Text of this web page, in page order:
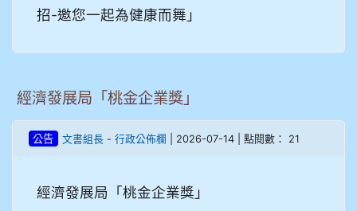
招-邀您一起為健康而舞」
經濟發展局「桃金企業獎」
公告 文書組長 - 行政公佈欄 | 2026-07-14 | 點閱數： 21
經濟發展局「桃金企業獎」